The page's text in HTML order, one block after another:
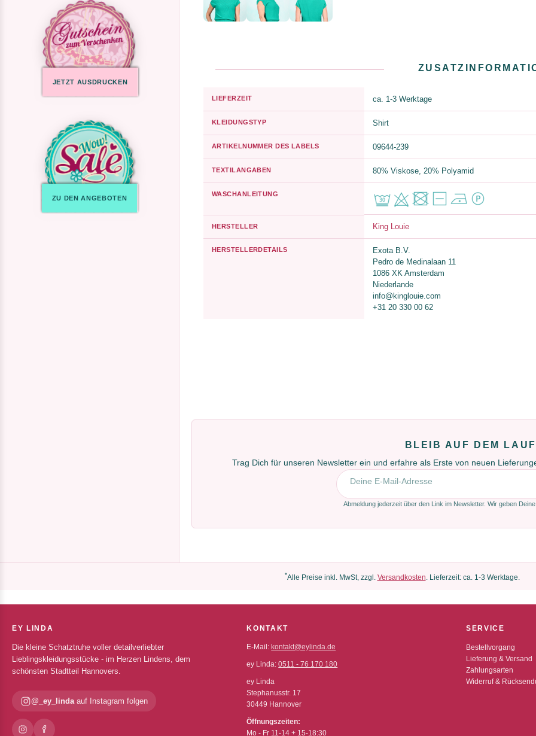
JETZT AUSDRUCKEN
ZU DEN ANGEBOTEN
LIEFERZEIT ca. 1-3 Werktage
KLEIDUNGSTYP Shirt
ARTIKELNUMMER DES LABELS 09644-239
TEXTILANGABEN 80% Viskose, 20% Polyamid
WASCHANLEITUNG
HERSTELLER King Louie
HERSTELLERDETAILS
Exota B.V.
Pedro de Medinalaan 11
1086 XK Amsterdam
Niederlande
info@kinglouie.com
+31 20 330 00 62
BLEIB AUF DEM
Trag Dich für unseren Newsletter ein und erfahre als Erste von neuen
E-Mail-Adresse
Abmeldung jederzeit über den Link im Newsletter. Wir geben
*Alle Preise inkl. MwSt, zzgl. Versandkosten. Lieferzeit: ca. 1-3 Werktage.
EY LINDA
Die kleine Schatztruhe voller detailverliebter
Lieblingskleidungsstücke - im Herzen Lindens, dem
schönsten Stadtteil Hannovers.
@_ey_lindaauf Instagram folgen
KONTAKT
E-Mail: kontakt@eylinda.de
ey Linda:0511 - 76 170 180
ey Linda
Stephanusstr. 17
30449 Hannover
Öffnungszeiten:
Mo - Fr 11-14 + 15-18:30
SERVICE
Bestellvorgang
Lieferung & Versand
Zahlungsarten
Widerruf &